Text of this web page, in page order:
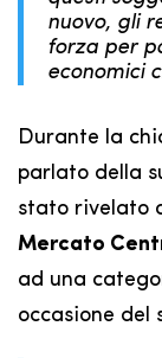
nuovo, gli
forza per
economici
Durante la
parlato della
stato rivelato
Mercato
ad una
occasione del